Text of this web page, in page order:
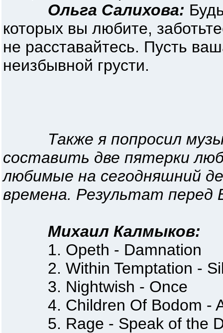
Ольга Салихова:
которых вы любите,
не расставайтесь. Пусть
неизбывной грусти.
Также я попросил
составить две пятерки
любимые на сегодняшний
времена. Результат перед
Михаил Калмыков:
1. Opeth - Damnation
2. Within Temptation -
3. Nightwish - Once
4. Children Of Bodom -
5. Rage - Speak of the